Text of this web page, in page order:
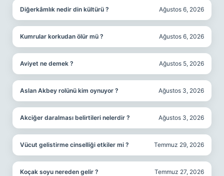
Diğerkâmlık nedir din kültürü ? Ağustos 6, 2026
Kumrular korkudan ölür mü ? Ağustos 6, 2026
Aviyet ne demek ? Ağustos 5, 2026
Aslan Akbey rolünü kim oynuyor ? Ağustos 3, 2026
Akciğer daralması belirtileri nelerdir ? Ağustos 3, 2026
Vücut gelistirme cinselliği etkiler mi ? Temmuz 29, 2026
Koçak soyu nereden gelir ? Temmuz 27, 2026